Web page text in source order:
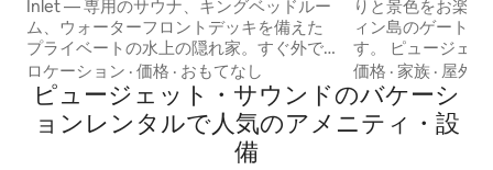
Inlet — 専用のサウナ、キングベッドルー
ム、ウォーターフロントデッキを備えた
プライベートの水上の隠れ家。すぐ外で
動いている水車の音で目覚めたり、階段
を降りてビーチに直行したりできます。
The Helmのプライベートな１階 — The
Helmが予約されていない場合は、単独で
ロケーション · 価格 · おもてなし
りと景色をお楽しみく
ィン島のゲート
す。 ピュージェット湾とオリンピック山
脈の息をのむよう
ビリヤードテーブ
ドルーム1室 クイーンベッドルーム1室 ツ
イン2台の部屋1室
価格 ·家族 · 屋外
ピュージェット・サウンドのバケーシ
ョンレンタルで人気のアメニティ・設
備